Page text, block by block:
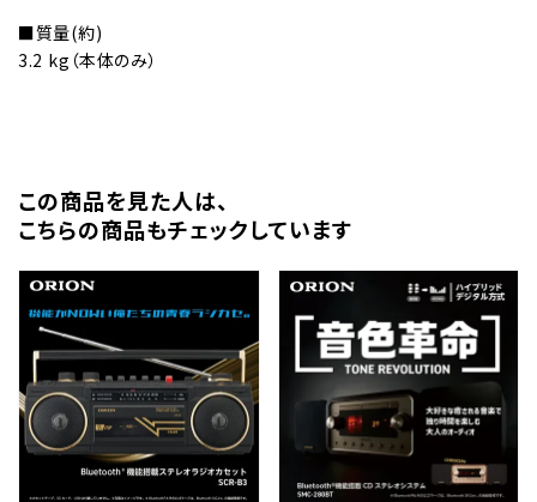
■質量(約)
3.2 kg（本体のみ）
この商品を⾒た⼈は、
こちらの商品もチェックしています